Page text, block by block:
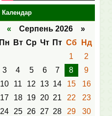
Календар
« Серпень 2026 »
Пн
Вт Ср Чт Пт Сб
Нд
1
2
3
4 5 6 7 8
9
10
11 12 13 14 15
16
17
18 19 20 21 22
23
24
25 26 27 28 29
30